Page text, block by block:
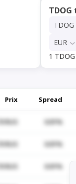
TDOG
TDOG
EUR
1
Prix Spread
$US 0.01%
$US 0.01%
$US 0.01%